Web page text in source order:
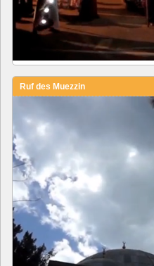
Ruf des Muezzin